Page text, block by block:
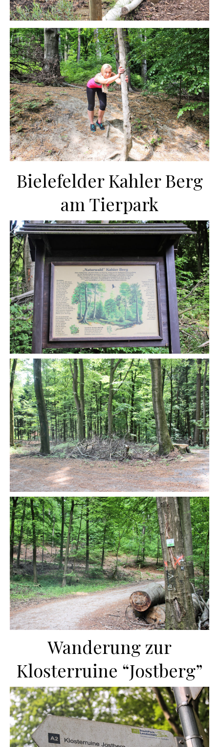
Bielefelder Kahler Berg
am Tierpark
Wanderung zur
Klosterruine “Jostberg”